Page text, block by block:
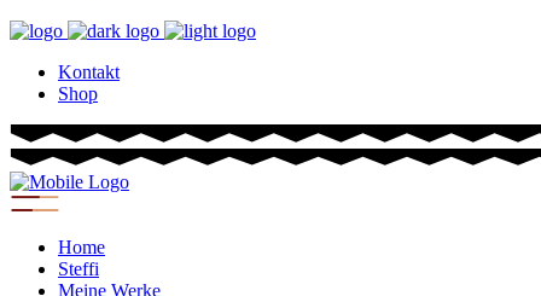
Kontakt
Shop
Home
Steffi
Meine Werke